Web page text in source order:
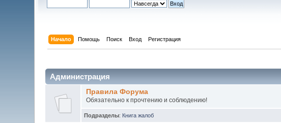
Начало Помощь Поиск Вход Регистрация
Администрация
Правила Форума
Обязательно к прочтению и соблюдению!
Подразделы: Книга жалоб